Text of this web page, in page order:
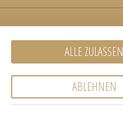
ALLE ZULASSEN
ABLEHNEN